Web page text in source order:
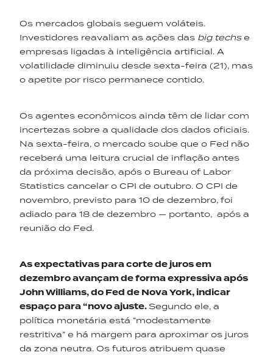
Os mercados globais seguem voláteis.
Investidores reavaliam as ações das big techse
empresas ligadas à inteligência artificial. A
volatilidade diminuiu desde sexta-feira (21), mas
o apetite por risco permanece contido.
Os agentes econômicos ainda têm de lidar com
incertezas sobre a qualidade dos dados oficiais.
Na sexta-feira, o mercado soube que o Fed não
receberá uma leitura crucial de inflação antes
da próxima decisão, após o Bureau of Labor
Statistics cancelar o CPI de outubro. O CPI de
novembro, previsto para 10 de dezembro, foi
adiado para 18 de dezembro — portanto, após a
reunião do Fed.
As expectativas para corte de juros em
dezembro avançam de forma expressiva após
JohnWilliams,do Fed de Nova York,indicar
espaço para “novoajuste. Segundo ele, a
política monetária está “modestamente
restritiva” e há margem para aproximar os juros
da zona neutra. Os futuros atribuem quase